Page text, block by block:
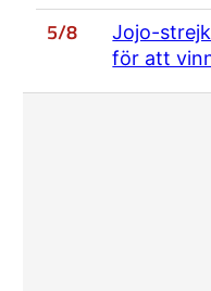
5/8
Jojo-
för att